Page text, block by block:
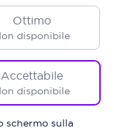
Ottimo
disponibile
Accettabile
disponibile
schermo sulla